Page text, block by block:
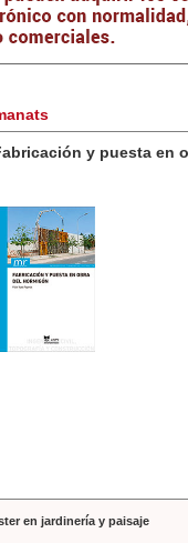
Agroalimentaria
en jardinería y paisaje